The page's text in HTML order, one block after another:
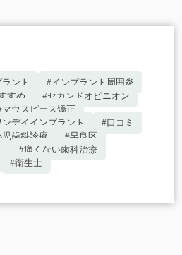
ント
#インプラント周囲炎
すめ
#セカンドオピニオン
マウスピース矯正
ンデイインプラント
#口コミ
児歯科診療
#早良区
#痛くない歯科治療
#衛生士